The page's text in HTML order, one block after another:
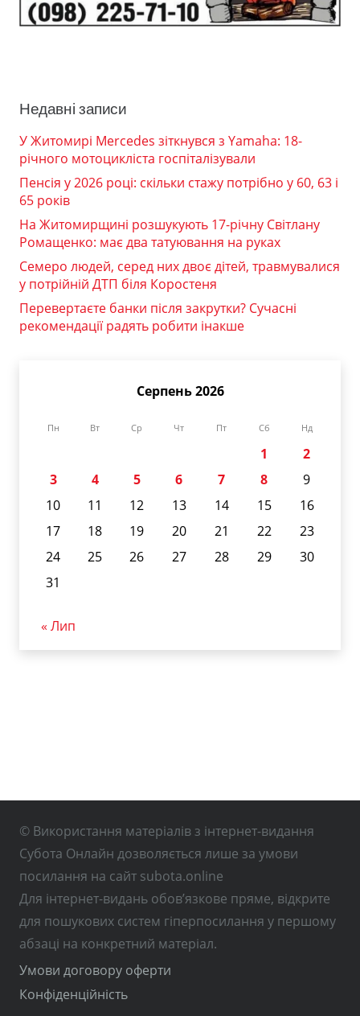
Недавні записи
У Житомирі Mercedes зіткнувся з Yamaha: 18-
річного мотоцикліста госпіталізували
Пенсія у 2026 році: скільки стажу потрібно у 60, 63 і
65 років
На Житомирщині розшукують 17-річну Світлану
Ромащенко: має два татуювання на руках
Семеро людей, серед них двоє дітей, травмувалися
у потрійній ДТП біля Коростеня
Перевертаєте банки після закрутки? Сучасні
рекомендації радять робити інакше
Серпень 2026
Пн Вт Ср Чт Пт Сб Нд
1
2
3
4 5 6 7 8
9
10
11 12 13 14 15
16
17
18 19 20 21 22
23
24
25 26 27 28 29
30
31
« Лип
© Використання матеріалів з інтернет-видання
Субота Онлайн дозволяється лише за умови
посилання на сайт subota.online
Для інтернет-видань обов’язкове пряме, відкрите
для пошукових систем гіперпосилання у першому
абзаці на конкретний матеріал.
Умови договору оферти
Конфіденційність